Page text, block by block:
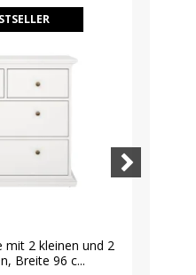
mit 2 kleinen und 2
Breite 96 c...